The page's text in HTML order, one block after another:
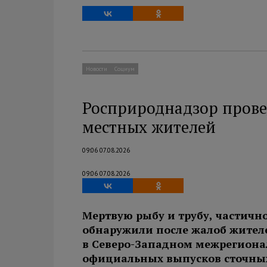
Новости Социум
Росприроднадзор
местных жителей
09:06 07.08.2026
09:06 07.08.2026
Мертвую рыбу и трубу,
обнаружили после жалоб
в Северо-Западном
официальных выпусков